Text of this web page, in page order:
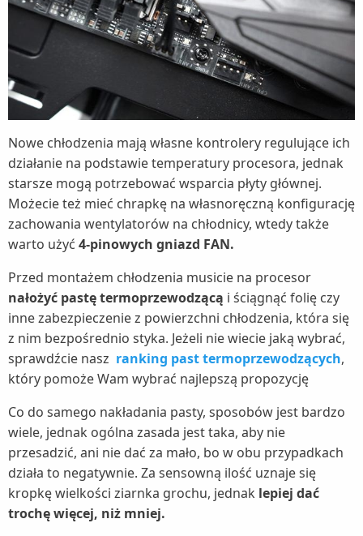
Nowe chłodzenia mają własne kontrolery regulujące ich
działanie na podstawie temperatury procesora, jednak
starsze mogą potrzebować wsparcia płyty głównej.
Możecie też mieć chrapkę na własnoręczną konfigurację
zachowania wentylatorów na chłodnicy, wtedy także
warto użyć 4-pinowych gniazd FAN.
Przed montażem chłodzenia musicie na procesor
nałożyć pastę termoprzewodzącą i ściągnąć folię czy
inne zabezpieczenie z powierzchni chłodzenia, która się
z nim bezpośrednio styka. Jeżeli nie wiecie jaką wybrać,
sprawdźcie nasz ranking past termoprzewodzących,
który pomoże Wam wybrać najlepszą propozycję
Co do samego nakładania pasty, sposobów jest bardzo
wiele, jednak ogólna zasada jest taka, aby nie
przesadzić, ani nie dać za mało, bo w obu przypadkach
działa to negatywnie. Za sensowną ilość uznaje się
kropkę wielkości ziarnka grochu, jednak lepiej dać
trochę więcej, niż mniej.